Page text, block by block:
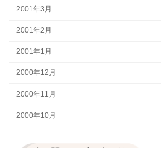
2001年3月
2001年2月
2001年1月
2000年12月
2000年11月
2000年10月